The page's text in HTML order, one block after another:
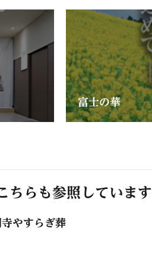
富士の華
ちらも参照しています
やすらぎ葬